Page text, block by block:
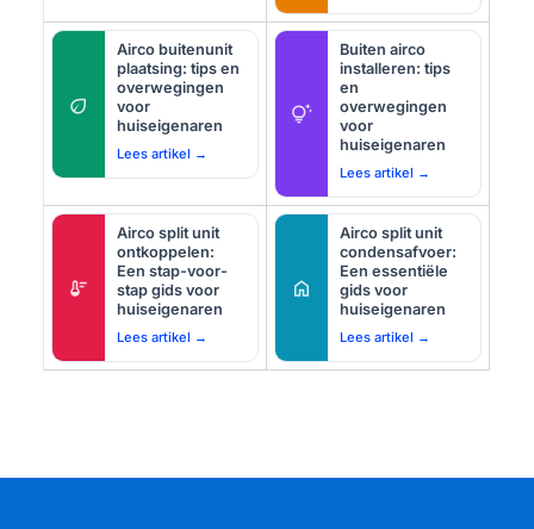
eco
Airco buitenunit
plaatsing: tips en
overwegingen
voor
huiseigenaren
Lees artikel →
tips_and_updates
Buiten airco
installeren: tips
en
overwegingen
voor
huiseigenaren
Lees artikel →
thermostat
Airco split unit
ontkoppelen:
Een stap-voor-
stap gids voor
huiseigenaren
Lees artikel →
home
Airco split unit
condensafvoer:
Een essentiële
gids voor
huiseigenaren
Lees artikel →